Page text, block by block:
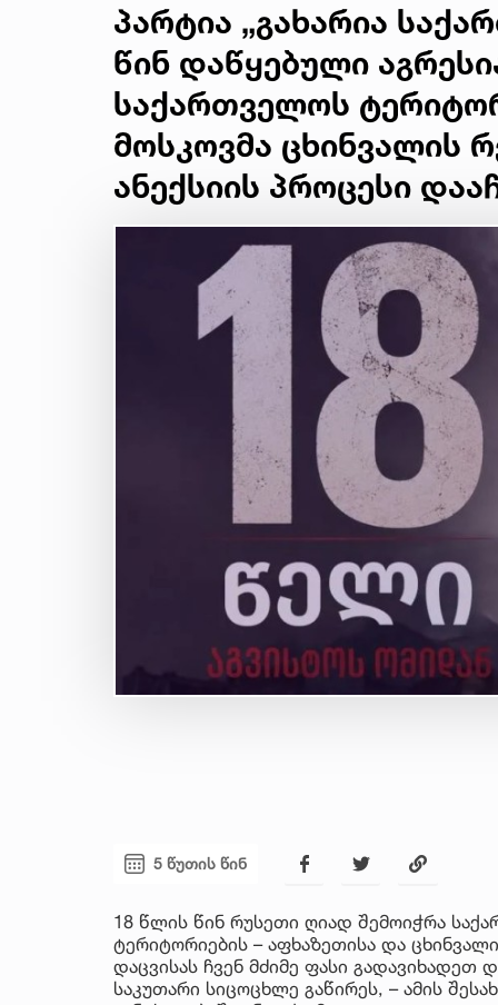
პარტია „გახარია
წინ დაწყებული
საქართველოს
მოსკოვმა ცხინვალის
ანექსიის პროცესი
5 წუთის წინ
18 წლის წინ რუსეთი ღიად შემოიჭრა
ტერიტორიების – აფხაზეთისა და
დაცვისას ჩვენ მძიმე ფასი გადავიხადეთ
საკუთარი სიცოცხლე გაწირეს, – ამის